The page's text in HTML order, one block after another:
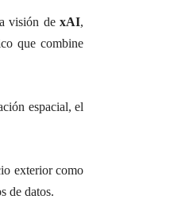
visión dexAI,
que combine
espacial, el
exterior como
de datos.